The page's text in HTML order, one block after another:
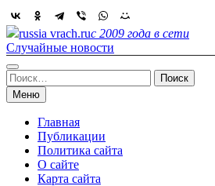
Skip
to
content
russia vrach.ruс 2009 года в сети
Случайные новости
Найти:
Меню
Главная
Публикации
Политика сайта
О сайте
Карта сайта